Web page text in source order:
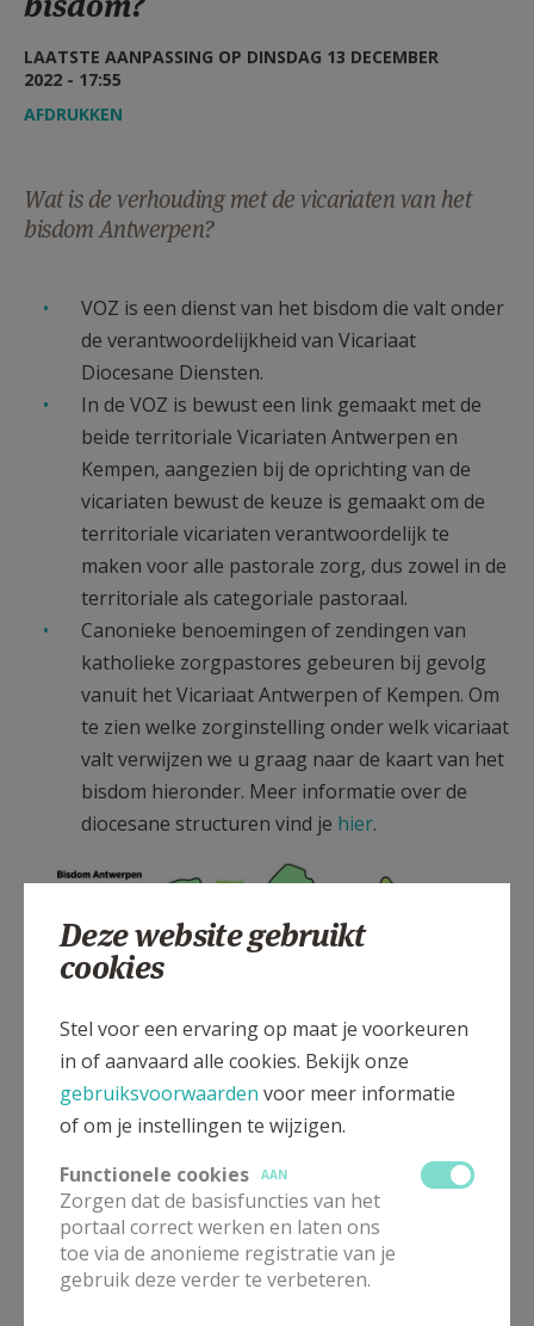
AANMELDEN OF REGISTREREN
LAATSTE AANPASSING OP DINSDAG 13 DECEMBER
2022 - 17:55
AFDRUKKEN
Wat is de verhouding met de vicariaten van het
bisdom Antwerpen?
VOZ is een dienst van het bisdom die valt onder
de verantwoordelijkheid van Vicariaat
Diocesane Diensten.
In de VOZ is bewust een link gemaakt met de
beide territoriale Vicariaten Antwerpen en
Kempen, aangezien bij de oprichting van de
vicariaten bewust de keuze is gemaakt om de
territoriale vicariaten verantwoordelijk te
maken voor alle pastorale zorg, dus zowel in de
territoriale als categoriale pastoraal.
Canonieke benoemingen of zendingen van
katholieke zorgpastores gebeuren bij gevolg
vanuit het Vicariaat Antwerpen of Kempen. Om
te zien welke zorginstelling onder welk vicariaat
valt verwijzen we u graag naar de kaart van het
bisdom hieronder. Meer informatie over de
diocesane structuren vind je hier.
Bisdomkaart Antwerpen
Deze website gebruikt
cookies
Stel voor een ervaring op maat je voorkeuren
in of aanvaard alle cookies. Bekijk onze
gebruiksvoorwaarden voor meer informatie
of om je instellingen te wijzigen.
Functionele cookies
AAN
Zorgen dat de basisfuncties van het
portaal correct werken en laten ons
toe via de anonieme registratie van je
gebruik deze verder te verbeteren.